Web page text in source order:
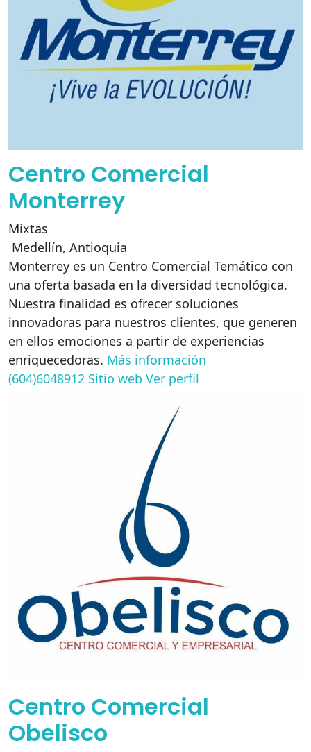
Centro Comercial
Monterrey
Mixtas
Medellín, Antioquia
Monterrey es un Centro Comercial Temático con
una oferta basada en la diversidad tecnológica.
Nuestra finalidad es ofrecer soluciones
innovadoras para nuestros clientes, que generen
en ellos emociones a partir de experiencias
enriquecedoras. Más información
(604)6048912 Sitio web Ver perfil
Centro Comercial
Obelisco